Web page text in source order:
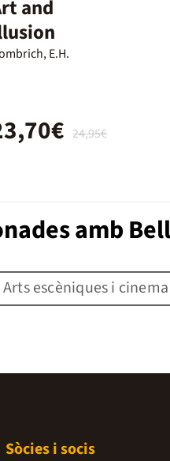
and
E.H.
24,95€
amb
Arts escèniques i cinema
Sòcies i socis